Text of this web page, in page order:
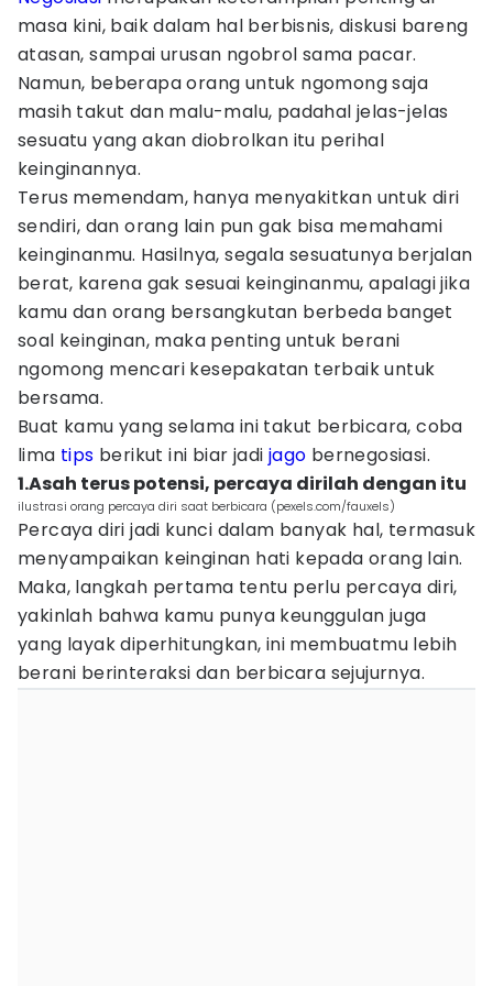
masa kini, baik dalam hal berbisnis, diskusi bareng
atasan, sampai urusan ngobrol sama pacar.
Namun, beberapa orang untuk ngomong saja
masih takut dan malu-malu, padahal jelas-jelas
sesuatu yang akan diobrolkan itu perihal
keinginannya.
Terus memendam, hanya menyakitkan untuk diri
sendiri, dan orang lain pun gak bisa memahami
keinginanmu. Hasilnya, segala sesuatunya berjalan
berat, karena gak sesuai keinginanmu, apalagi jika
kamu dan orang bersangkutan berbeda banget
soal keinginan, maka penting untuk berani
ngomong mencari kesepakatan terbaik untuk
bersama.
Buat kamu yang selama ini takut berbicara, coba
lima tips berikut ini biar jadi jago bernegosiasi.
1.Asah terus potensi, percaya dirilah dengan itu
ilustrasi orang percaya diri saat berbicara (pexels.com/fauxels)
Percaya diri jadi kunci dalam banyak hal, termasuk
menyampaikan keinginan hati kepada orang lain.
Maka, langkah pertama tentu perlu percaya diri,
yakinlah bahwa kamu punya keunggulan juga
yang layak diperhitungkan, ini membuatmu lebih
berani berinteraksi dan berbicara sejujurnya.